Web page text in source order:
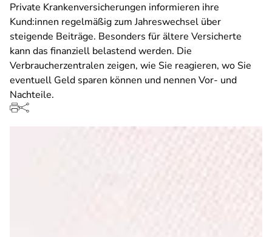
Private Krankenversicherungen informieren ihre
Kund:innen regelmäßig zum Jahreswechsel über
steigende Beiträge. Besonders für ältere Versicherte
kann das finanziell belastend werden. Die
Verbraucherzentralen zeigen, wie Sie reagieren, wo Sie
eventuell Geld sparen können und nennen Vor- und
Nachteile.